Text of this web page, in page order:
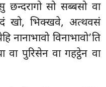
सो सब्बसो वा
खो, भिक्खवे, अत्थवसं
नानाभावो विनाभावो’ति
वा पुरिसेन वा गहट्ठेन वा